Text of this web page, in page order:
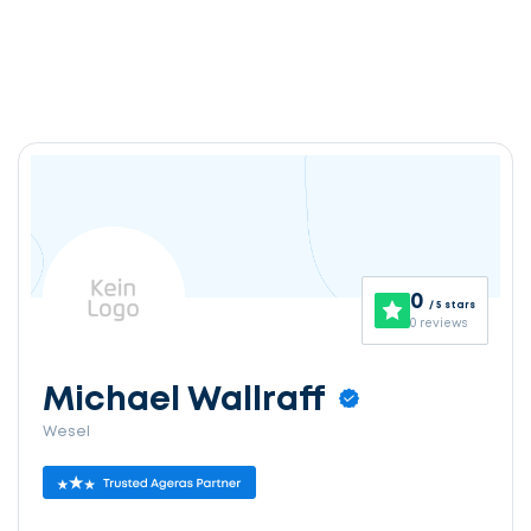
0 / 5 stars
0 reviews
Michael Wallraff
Wesel